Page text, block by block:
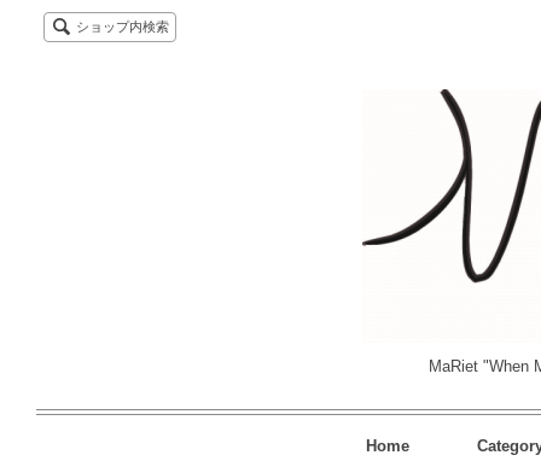
ショップ内検索
MaRiet "When
Home